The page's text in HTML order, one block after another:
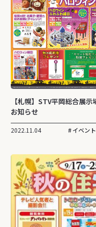
【札幌】STV平岡総合展
お知らせ
2022.11.04 イベン